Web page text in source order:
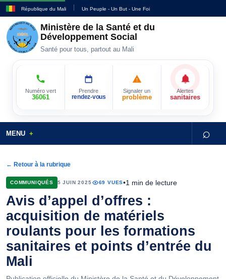
République du Mali Un Peuple - Un But - Une Foi
Ministère de la Santé et du
Développement Social
Santé pour tous, partout au Mali
Numéro vert
36061
Prendre
rendez-vous
Signaler un
problème
Alertes
sanitaires
MENU ⌕
← Retour à la rubrique
COMMUNIQUÉS 5 JUIN 2025 69 VUES•1 min de lecture
Avis d’appel d’offres :
acquisition de matériels
roulants pour les formations
sanitaires et points d’entrée du
Mali